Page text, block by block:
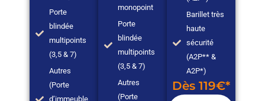
Porte
blindée
multipoints
(3,5 & 7)
Autres
(Porte
d’immeuble,
monopoint
Porte
blindée
multipoints
(3,5 & 7)
Autres
(Porte
Barillet très
haute
sécurité
(A2P** &
A2P*)
Dès 119€*